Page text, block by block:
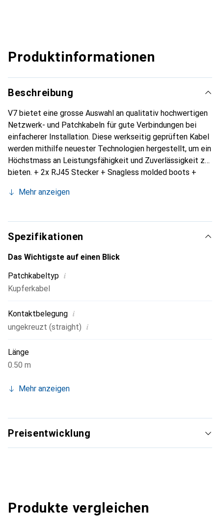
Produktinformationen
Beschreibung
V7 bietet eine grosse Auswahl an qualitativ hochwertigen
Netzwerk- und Patchkabeln für gute Verbindungen bei
einfacherer Installation. Diese werkseitig geprüften Kabel
werden mithilfe neuester Technologien hergestellt, um ein
Höchstmass an Leistungsfähigkeit und Zuverlässigkeit zu
bieten. + 2x RJ45 Stecker + Snagless molded boots +
Kabel Modems, Router, Hubs, Patch Panels und weiteres
Mehr anzeigen
Spezifikationen
Das Wichtigste auf einen Blick
Patchkabeltyp i
Kupferkabel
Kontaktbelegung i
ungekreuzt (straight) i
Länge
0.50 m
Mehr anzeigen
Preisentwicklung
Produkte vergleichen